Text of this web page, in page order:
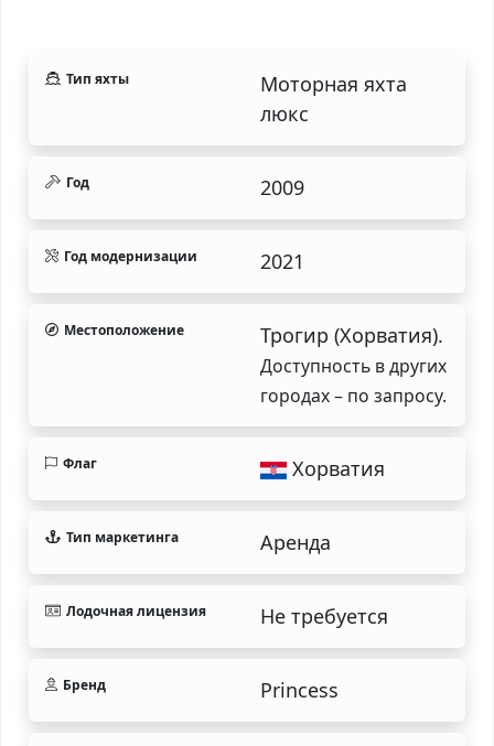
Тип яхты
Моторная яхта
люкс
Год 2009
Год модернизации 2021
Местоположение Трогир (Хорватия).
Доступность в других
городах – по запросу.
Флаг Хорватия
Тип маркетинга Аренда
Лодочная лицензия Не требуется
Бренд Princess